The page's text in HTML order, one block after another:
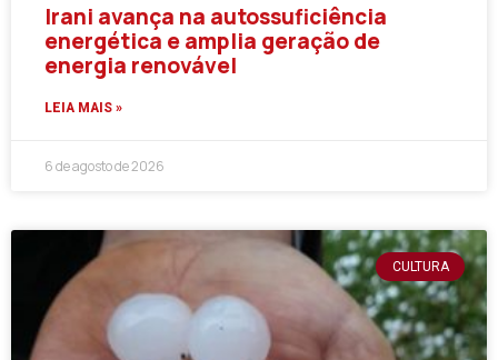
Irani avança na autossuficiência
energética e amplia geração de
energia renovável
LEIA MAIS »
6 de agosto de 2026
CULTURA